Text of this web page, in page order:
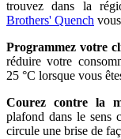
trouvez dans la
Brothers' Quench
Programmez votre
réduire votre
25 °C lorsque vous
Courez contre la
plafond dans le sens
circule une brise de